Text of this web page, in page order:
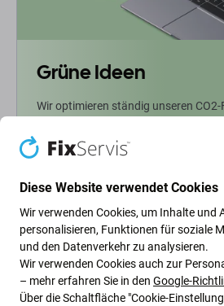
Grüne Ideen
Wir optimieren ständig unseren
wie wir unsere Prozesse anpassen,
Fußabdruck zu verringern.
Weiterlesen
Newsletter-Fix
Abonnieren Sie den regelmäßigen
Diese Website verwendet Cookies
Wir verwenden Cookies, um Inhalte und
personalisieren, Funktionen für soziale
und den Datenverkehr zu analysieren.
Wir verwenden Cookies auch zur
– mehr erfahren Sie in den Google-
Über die Schaltfläche "Cookie-